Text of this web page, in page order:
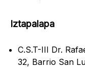
Iztapalapa
C.S.T-III Dr.
32, Barrio San